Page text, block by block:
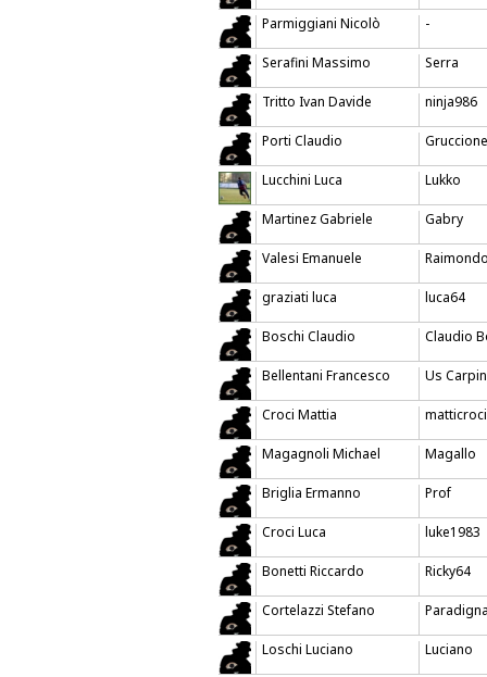
Parmiggiani Nicolò -
Serafini Massimo Serra
Tritto Ivan Davide ninja986
Porti Claudio Gruccione
Lucchini Luca Lukko
Martinez Gabriele Gabry
Valesi Emanuele
graziati luca luca64
Boschi Claudio Claudio
Bellentani Francesco Us
Croci Mattia matticroci
Magagnoli Michael Magallo
Briglia Ermanno Prof
Croci Luca luke1983
Bonetti Riccardo Ricky64
Cortelazzi Stefano
Loschi Luciano Luciano